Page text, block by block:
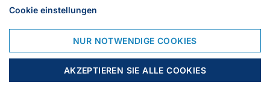
Lübsche Str. 32
23966 Wismar
Deutschland
Cookie einstellungen
NUR NOTWENDIGE COOKIES
AKZEPTIEREN SIE ALLE COOKIES